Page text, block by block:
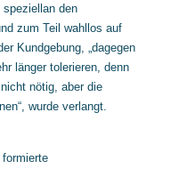
den
zum Teil wahllos auf
Kundgebung, „dagegen
länger tolerieren, denn
nötig, aber die
wurde verlangt.